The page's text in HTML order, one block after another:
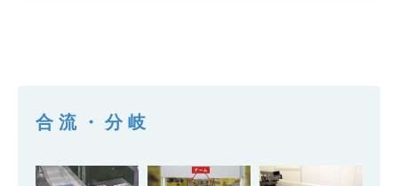
合流・分岐